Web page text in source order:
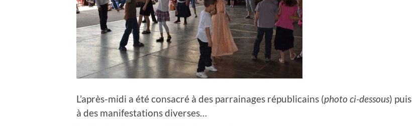
L’après-midi a été consacré à des parrainages républicains (photo ci-dessous) puis
à des manifestations diverses…